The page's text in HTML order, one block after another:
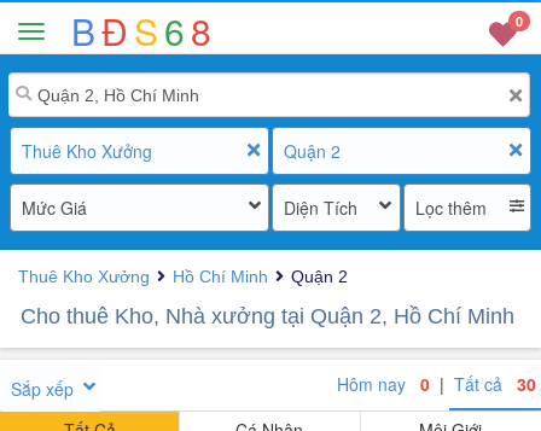
BĐS68 0
Thuê Kho Xưởng Quận 2
Mức Giá Diện Tích Lọc thêm
Thuê Kho Xưởng Hồ Chí Minh Quận 2
Cho thuê Kho, Nhà xưởng tại Quận 2, Hồ Chí Minh
Sắp xếp Hôm nay 0 | Tất cả 30